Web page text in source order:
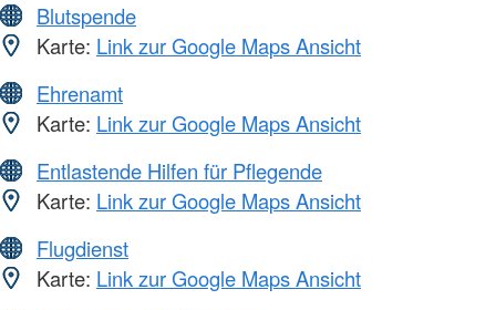
Blutspende
Karte: Link zur Google Maps Ansicht
Ehrenamt
Karte: Link zur Google Maps Ansicht
Entlastende Hilfen für Pflegende
Karte: Link zur Google Maps Ansicht
Flugdienst
Karte: Link zur Google Maps Ansicht